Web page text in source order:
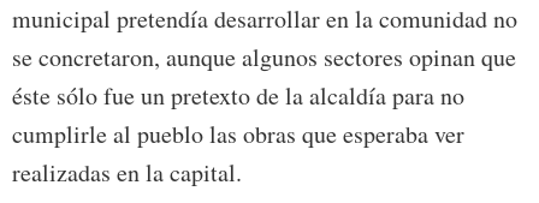
municipal pretendía desarrollar en la comunidad no
se concretaron, aunque algunos sectores opinan que
éste sólo fue un pretexto de la alcaldía para no
cumplirle al pueblo las obras que esperaba ver
realizadas en la capital.